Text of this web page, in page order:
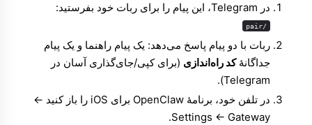
در Telegram، این پیام را برای ربات خود بفرستید:
/pair
ربات با دو پیام پاسخ می‌دهد: یک پیام راهنما و یک پیام
جداگانهٔکد راه‌اندازی (برای کپی/جای‌گذاری آسان در
Telegram).
در تلفن خود، برنامهٔ OpenClaw برای iOS را باز کنید ←
Settings ← Gateway.